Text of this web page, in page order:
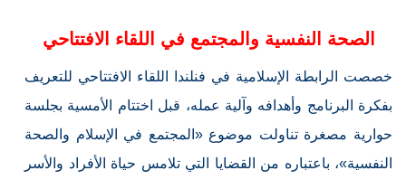
الصحة النفسية والمجتمع في اللقاء الافتتاحي
خصصت الرابطة الإسلامية في فنلندا اللقاء الافتتاحي للتعريف
بفكرة البرنامج وأهدافه وآلية عمله، قبل اختتام الأمسية بجلسة
حوارية مصغرة تناولت موضوع «المجتمع في الإسلام والصحة
النفسية»، باعتباره من القضايا التي تلامس حياة الأفراد والأسر